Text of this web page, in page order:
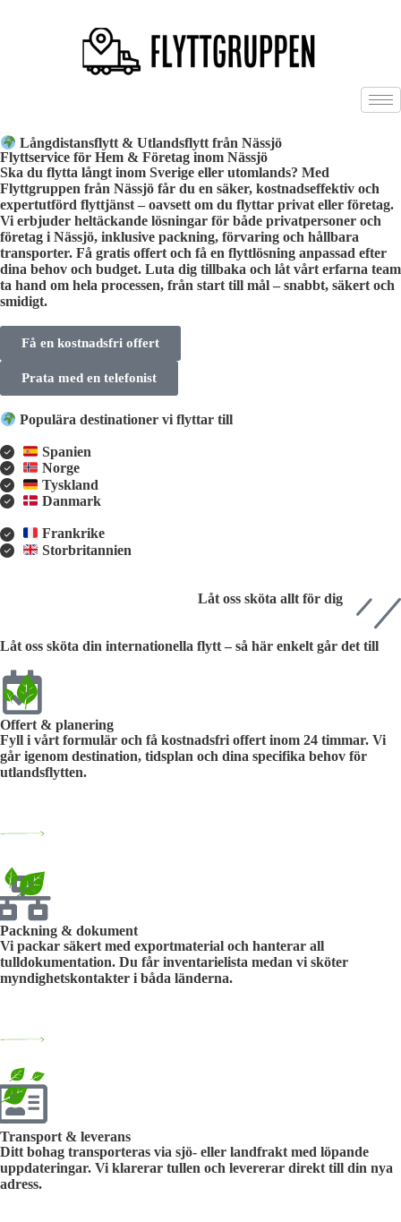
Långdistansflytt & Utlandsflytt från Nässjö
Flyttservice för Hem & Företag inom Nässjö
Ska du flytta långt inom Sverige eller utomlands? Med
Flyttgruppen från Nässjö får du en säker, kostnadseffektiv och
expertutförd flyttjänst – oavsett om du flyttar privat eller företag.
Vi erbjuder heltäckande lösningar för både privatpersoner och
företag i Nässjö, inklusive packning, förvaring och hållbara
transporter. Få gratis offert och få en flyttlösning anpassad efter
dina behov och budget. Luta dig tillbaka och låt vårt erfarna team
ta hand om hela processen, från start till mål – snabbt, säkert och
smidigt.
Få en kostnadsfri offert
Prata med en telefonist
Populära destinationer vi flyttar till
Spanien
Norge
Tyskland
Danmark
Frankrike
Storbritannien
Låt oss sköta allt för dig
Låt oss sköta din internationella flytt – så här enkelt går det till
Offert & planering
Fyll i vårt formulär och få kostnadsfri offert inom 24 timmar. Vi
går igenom destination, tidsplan och dina specifika behov för
utlandsflytten.
Packning & dokument
Vi packar säkert med exportmaterial och hanterar all
tulldokumentation. Du får inventarielista medan vi sköter
myndighetskontakter i båda länderna.
Transport & leverans
Ditt bohag transporteras via sjö- eller landfrakt med löpande
uppdateringar. Vi klarerar tullen och levererar direkt till din nya
adress.